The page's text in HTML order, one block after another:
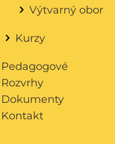
Výtvarný obor
Kurzy
Pedagogové
Rozvrhy
Dokumenty
Kontakt